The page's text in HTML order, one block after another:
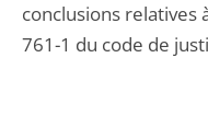
conclusions relatives
761-1 du code de